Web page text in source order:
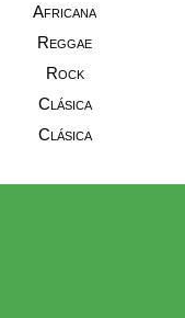
Africana
Reggae
Rock
Clásica
Clásica